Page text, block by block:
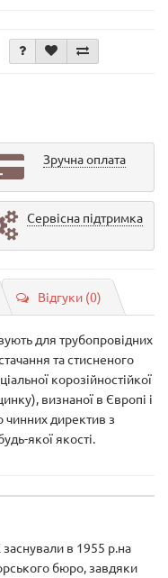
Зручна оплата
Сервісна підтримка
Відгуки (0)
для трубопровідних
та стисненого
корозійностійкої
визнаної в Європі і
чинних директив з
якої якості.
в 1955 р.на
бюро, завдяки